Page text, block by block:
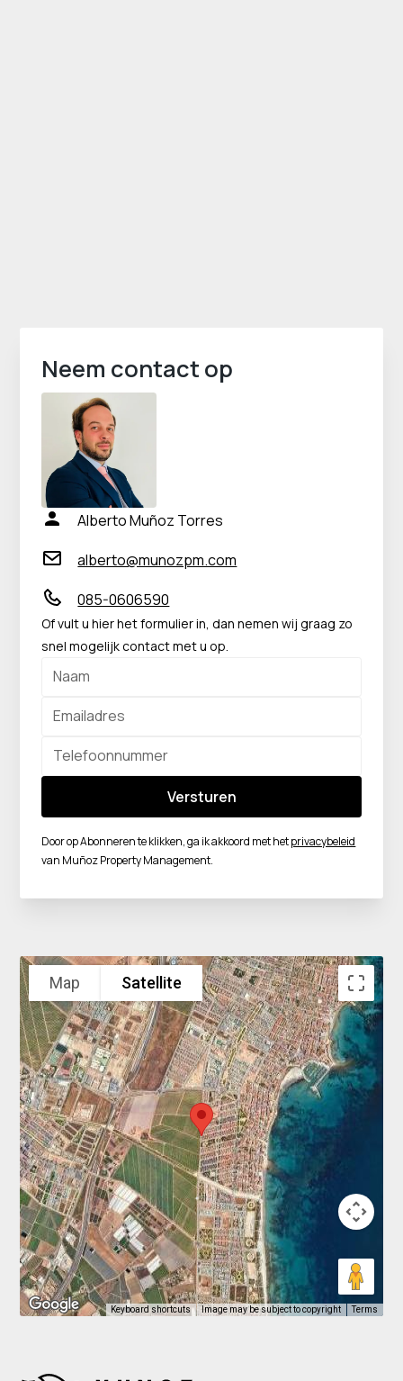
Neem contact op
Alberto Muñoz Torres
alberto@munozpm.com
085-0606590
Of vult u hier het formulier in, dan nemen wij graag zo
snel mogelijk contact met u op.
Door op Abonneren te klikken, ga ik akkoord met hetprivacybeleid
van Muñoz Property Management.
Map Satellite
Keyboard shortcuts Image may be subject to copyright Terms